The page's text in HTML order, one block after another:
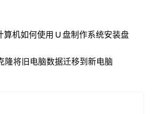
算机如何使用 U 盘制作系统安装盘
隆将旧电脑数据迁移到新电脑